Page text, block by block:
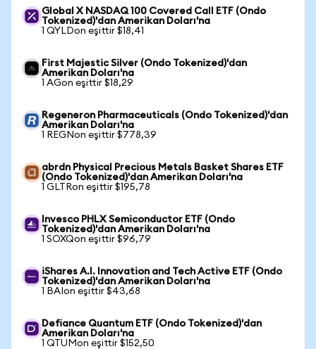
Global X NASDAQ 100 Covered Call ETF (Ondo
Tokenized)'dan Amerikan Doları'na
1 QYLDon eşittir $18,41
First Majestic Silver (Ondo Tokenized)'dan
Amerikan Doları'na
1 AGon eşittir $18,29
Regeneron Pharmaceuticals (Ondo Tokenized)'dan
Amerikan Doları'na
1 REGNon eşittir $778,39
abrdn Physical Precious Metals Basket Shares ETF
(Ondo Tokenized)'dan Amerikan Doları'na
1 GLTRon eşittir $195,78
Invesco PHLX Semiconductor ETF (Ondo
Tokenized)'dan Amerikan Doları'na
1 SOXQon eşittir $96,79
iShares A.I. Innovation and Tech Active ETF (Ondo
Tokenized)'dan Amerikan Doları'na
1 BAIon eşittir $43,68
Defiance Quantum ETF (Ondo Tokenized)'dan
Amerikan Doları'na
1 QTUMon eşittir $152,50